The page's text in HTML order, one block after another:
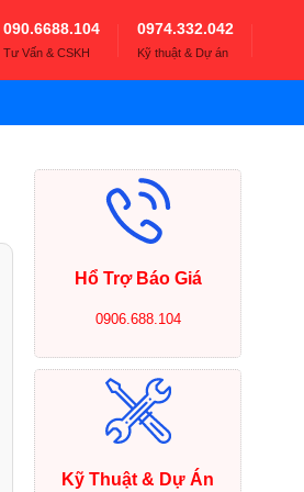
090.6688.104
Tư Vấn & CSKH
0974.332.042
Kỹ thuật & Dự án
Hổ Trợ Báo Giá
0906.688.104
Kỹ Thuật & Dự Án